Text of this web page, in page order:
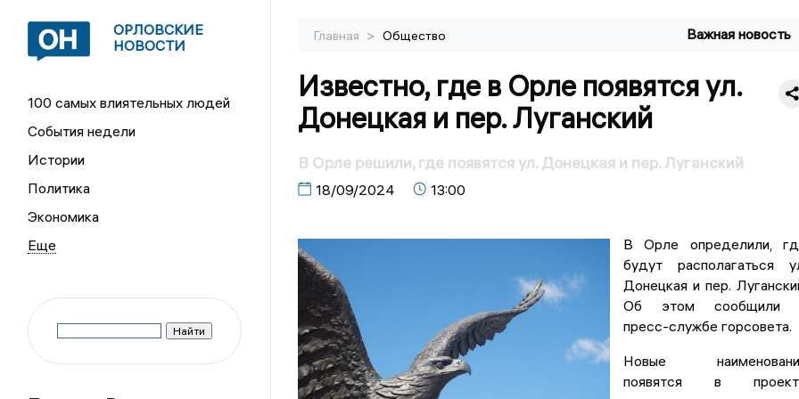
ОРЛОВСКИЕ
НОВОСТИ
100 самых влиятельных людей
События недели
Истории
Политика
Экономика
Главная > Общество Важная новость
Известно, где в Орле появятся ул.
Донецкая и пер. Луганский
В Орле решили, где появятся ул. Донецкая и пер. Луганский
18/09/2024 13:00
В Орле определили,
будут располагаться
Донецкая и пер.
Об этом сообщили
пресс-службе горсовета.
Новые
появятся в